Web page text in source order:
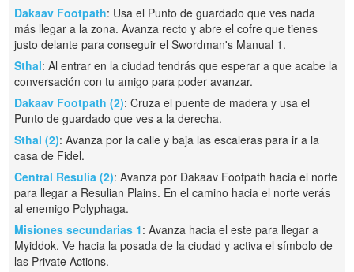
Dakaav Footpath: Usa el Punto de guardado que ves nada
más llegar a la zona. Avanza recto y abre el cofre que tienes
justo delante para conseguir el Swordman's Manual 1.
Sthal: Al entrar en la ciudad tendrás que esperar a que acabe la
conversación con tu amigo para poder avanzar.
Dakaav Footpath (2): Cruza el puente de madera y usa el
Punto de guardado que ves a la derecha.
Sthal (2): Avanza por la calle y baja las escaleras para ir a la
casa de Fidel.
Central Resulia (2): Avanza por Dakaav Footpath hacia el norte
para llegar a Resulian Plains. En el camino hacia el norte verás
al enemigo Polyphaga.
Misiones secundarias 1: Avanza hacia el este para llegar a
Myiddok. Ve hacia la posada de la ciudad y activa el símbolo de
las Private Actions.